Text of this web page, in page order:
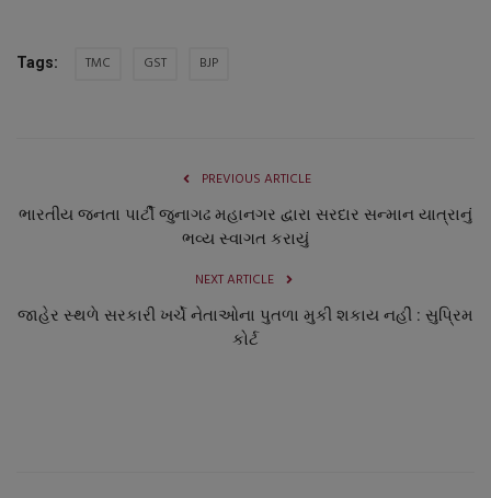
બોલિવૂડ
Tags: TMC GST BJP
PREVIOUS ARTICLE
ભારતીય જનતા પાર્ટી જુનાગઢ મહાનગર દ્વારા સરદાર સન્માન યાત્રાનું
ભવ્ય સ્વાગત કરાયું
NEXT ARTICLE
જાહેર સ્થળે સરકારી ખર્ચે નેતાઓના પુતળા મુકી શકાય નહીં : સુપ્રિમ
કોર્ટ